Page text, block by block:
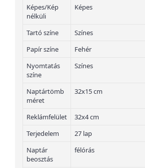
Képes/Kép
nélküli
Képes
Tartó színe
Színes
Papír színe
Fehér
Nyomtatás
színe
Színes
Naptártömb
méret
32x15 cm
Reklámfelület
32x4 cm
Terjedelem
27 lap
Naptár
beosztás
félórás